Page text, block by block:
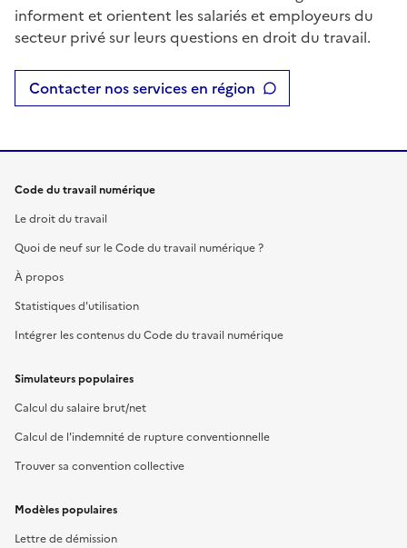
informent et orientent les salariés et employeurs du
secteur privé sur leurs questions en droit du travail.
Contacter nos services en région
Code du travail numérique
Le droit du travail
Quoi de neuf sur le Code du travail numérique ?
À propos
Statistiques d'utilisation
Intégrer les contenus du Code du travail numérique
Simulateurs populaires
Calcul du salaire brut/net
Calcul de l'indemnité de rupture conventionnelle
Trouver sa convention collective
Modèles populaires
Lettre de démission